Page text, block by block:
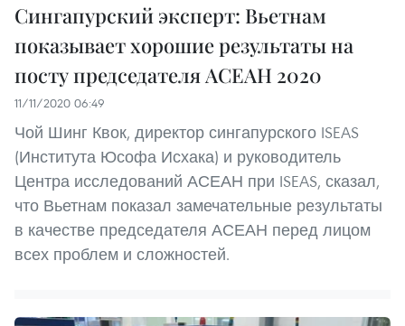
Сингапурский эксперт: Вьетнам
показывает хорошие результаты на
посту председателя АСЕАН 2020
11/11/2020 06:49
Чой Шинг Квок, директор сингапурского ISEAS
(Института Юсофа Исхака) и руководитель
Центра исследований АСЕАН при ISEAS, сказал,
что Вьетнам показал замечательные результаты
в качестве председателя АСЕАН перед лицом
всех проблем и сложностей.